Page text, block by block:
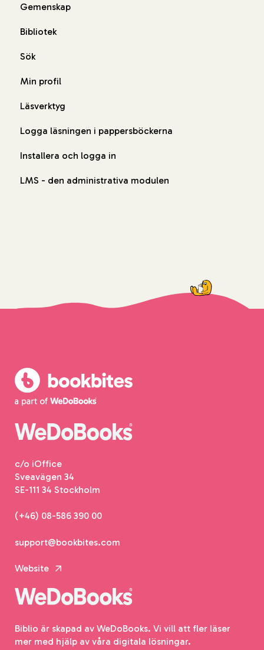
Gemenskap
Bibliotek
Sök
Min profil
Läsverktyg
Logga läsningen i pappersböckerna
Installera och logga in
LMS - den administrativa modulen
c/o iOffice
Sveavägen 34
SE-111 34 Stockholm
(+46) 08-586 390 00
support@bookbites.com
Website
Biblio är skapad av WeDoBooks. Vi vill att fler läser
mer med hjälp av våra digitala lösningar.